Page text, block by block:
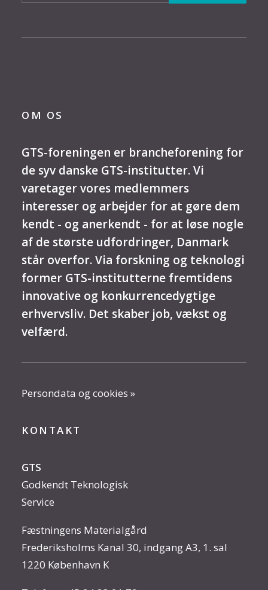
OM OS
GTS-foreningen er brancheforening for
de syv danske GTS-institutter. Vi
varetager vores medlemmers
interesser og arbejder for at gøre dem
kendt - og anerkendt - for at løse nogle
af de største udfordringer, Danmark
står overfor. Via forskning og teknologi
former GTS-institutterne fremtidens
innovative og konkurrencedygtige
erhvervsliv. Det skaber job, vækst og
velfærd.
Persondata og cookies »
KONTAKT
GTS
Godkendt Teknologisk
Service
Fæstningens Materialgård
Frederiksholms Kanal 30, indgang A3, 1. sal
1220 København K